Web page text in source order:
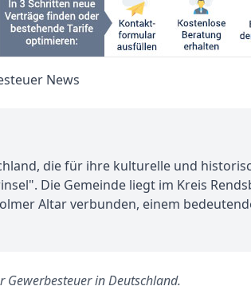
die für ihre kulturelle und
Die Gemeinde liegt im Kreis
Altar verbunden, einem
in Deutschland.